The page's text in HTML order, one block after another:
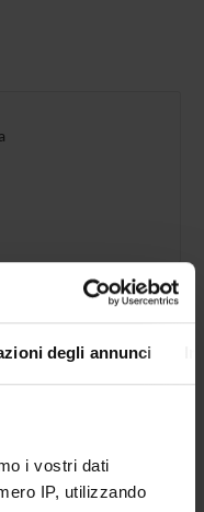
degli annunci
i vostri dati
IP, utilizzando